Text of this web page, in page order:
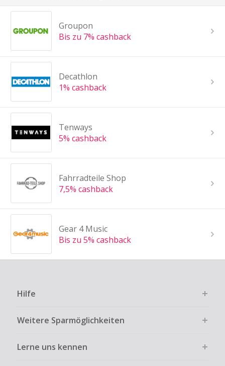
Groupon
Bis zu 7% cashback
Decathlon
1% cashback
Tenways
5% cashback
Fahrradteile Shop
7,5% cashback
Gear 4 Music
Bis zu 5% cashback
Hilfe
Weitere Sparmöglichkeiten
Lerne uns kennen